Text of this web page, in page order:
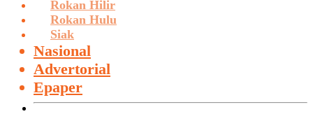
Rokan Hilir
Rokan Hulu
Siak
Nasional
Advertorial
Epaper